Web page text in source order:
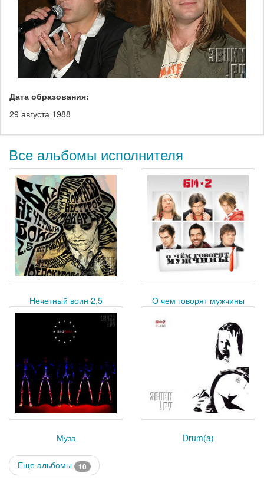
Дата образования:
29 августа 1988
Все альбомы исполнителя
Нечетный воин 2,5 О чем говорят мужчины
Муза Drum(a)
Еще альбомы 10